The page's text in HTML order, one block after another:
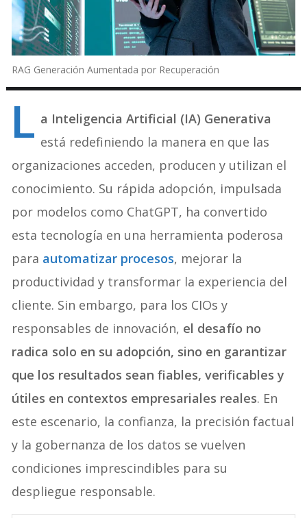
RAG Generación Aumentada por Recuperación
L a Inteligencia Artificial (IA) Generativa
está redefiniendo la manera en que las
organizaciones acceden, producen y utilizan el
conocimiento. Su rápida adopción, impulsada
por modelos como ChatGPT, ha convertido
esta tecnología en una herramienta poderosa
para automatizar procesos, mejorar la
productividad y transformar la experiencia del
cliente. Sin embargo, para los CIOs y
responsables de innovación, el desafío no
radica solo en su adopción, sino en garantizar
que los resultados sean fiables, verificables y
útiles en contextos empresariales reales. En
este escenario, la confianza, la precisión factual
y la gobernanza de los datos se vuelven
condiciones imprescindibles para su
despliegue responsable.